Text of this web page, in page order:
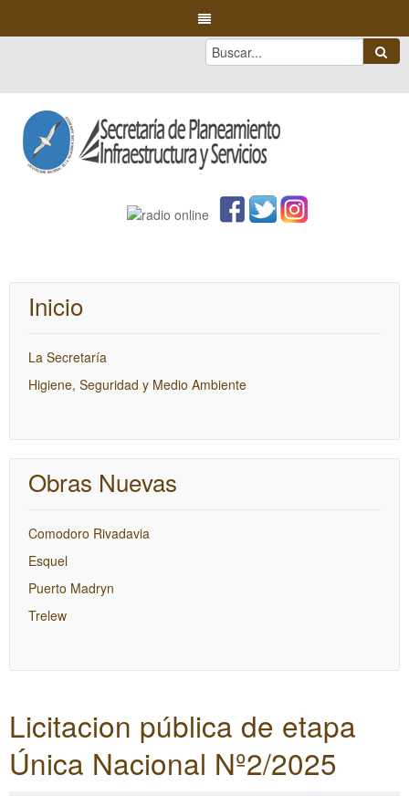
Inicio
La Secretaría
Higiene, Seguridad y Medio Ambiente
Obras Nuevas
Comodoro Rivadavia
Esquel
Puerto Madryn
Trelew
Licitacion pública de etapa
Única Nacional Nº2/2025